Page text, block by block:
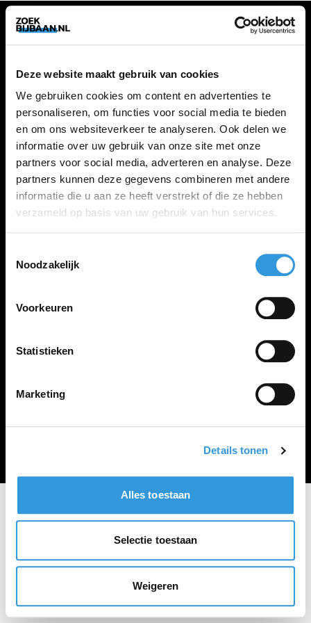
Deze website maakt gebruik van cookies
We gebruiken cookies om content en advertenties te
personaliseren, om functies voor social media te bieden
en om ons websiteverkeer te analyseren. Ook delen we
informatie over uw gebruik van onze site met onze
partners voor social media, adverteren en analyse. Deze
partners kunnen deze gegevens combineren met andere
informatie die u aan ze heeft verstrekt of die ze hebben
verzameld op basis van uw gebruik van hun services.
Noodzakelijk
Voorkeuren
Statistieken
Marketing
Details tonen
Alles toestaan
Selectie toestaan
Weigeren
ZOEKBIJBAAN
FAQ
Kennis maken met MELON
VACATURES
Alle vacatures